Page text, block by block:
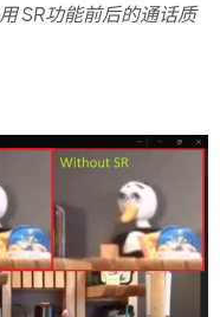
SR功能前后的通话质